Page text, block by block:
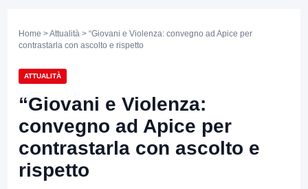
Home >Attualità > “Giovani e Violenza: convegno ad Apice per
contrastarla con ascolto e rispetto
ATTUALITÀ
“Giovani e Violenza:
convegno ad Apice per
contrastarla con ascolto e
rispetto